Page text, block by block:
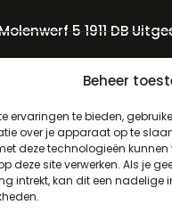
Beheer
ervaringen te bieden,
over je apparaat op te
deze technologieën
deze site verwerken. Als je
intrekt, kan dit een nadelige
5 1911 DB
info@bezo.nl
311208
voorwaarden